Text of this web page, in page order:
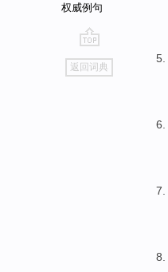
权威例句
go
top
返回词典